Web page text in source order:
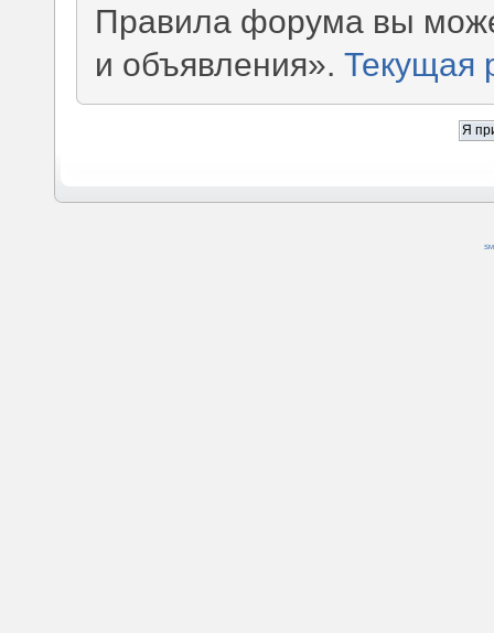
Правила форума вы
и объявления».Текущая